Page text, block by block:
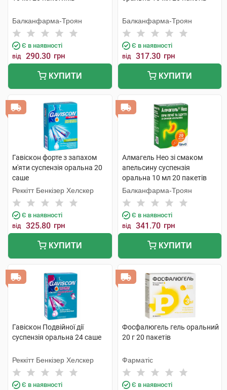
Балканфарма-Троян
Є в наявності
від 290.30 грн
КУПИТИ
Балканфарма-Троян
Є в наявності
від 317.30 грн
КУПИТИ
Гавіскон форте з запахом
м'яти суспензія оральна 20
саше
Реккітт Бенкізер Хелскер
Є в наявності
від 325.80 грн
КУПИТИ
Алмагель Нео зі смаком
апельсину суспензія
оральна 10 мл 20 пакетів
Балканфарма-Троян
Є в наявності
від 341.70 грн
КУПИТИ
Гавіскон Подвійної дії
суспензія оральна 24 саше
Реккітт Бенкізер Хелскер
Є в наявності
Фосфалюгель гель оральний
20 г 20 пакетів
Фарматіс
Є в наявності